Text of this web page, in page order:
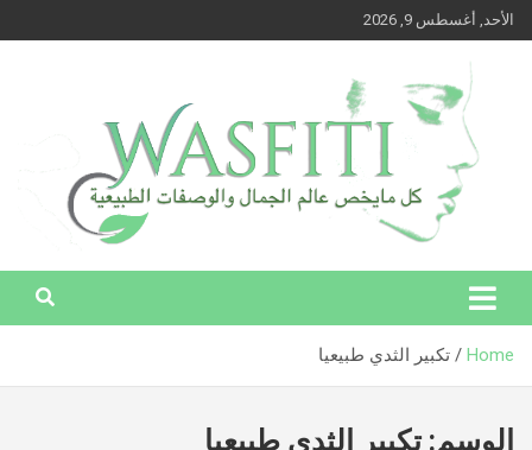
Skip
to
الأحد, أغسطس 9, 2026
وصفتي – كل ما يخص عالم الجمال
والوصفات الطبيعية
Home تكبير الثدي طبيعيا
الوسم:تكبير الثدي طبيعيا